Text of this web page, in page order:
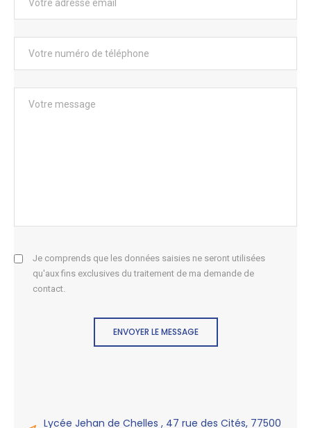
Je comprends que les données saisies ne seront utilisées
qu'aux fins exclusives du traitement de ma demande de
contact.
ENVOYER LE MESSAGE
Lycée Jehan de Chelles , 47 rue des Cités, 77500